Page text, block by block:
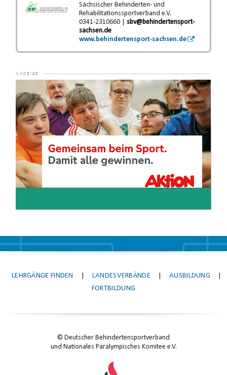
Sächsischer Behinderten- und
Rehabilitationssportverband e.V.
0341-2310660 | sbv@behindertensport-
sachsen.de
www.behindertensport-sachsen.de
Player
LEHRGÄNGE FINDEN LANDESVERBÄNDE AUSBILDUNG
FORTBILDUNG
© Deutscher Behindertensportverband
und Nationales Paralympisches Komitee e.V.